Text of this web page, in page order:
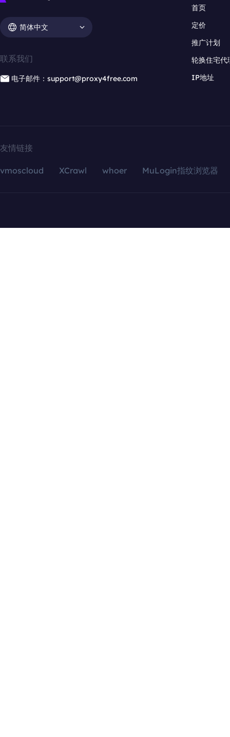
简体中文
联系我们
电子邮件：support@proxy4free.com
首页
定价
推广计划
轮换住宅代
IP地址
友情链接
vmoscloud XCrawl whoer MuLogin指纹浏览器